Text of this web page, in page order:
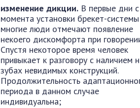
изменение дикции. В первые дни с
момента установки брекет-системы
многие люди отмечают появление
некоего дискомфорта при
Спустя некоторое время человек
привыкает к разговору с наличием
зубах невидимых конструкций.
Продолжительность
периода в данном случае
индивидуальна;